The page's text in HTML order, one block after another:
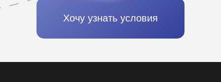
Хочу узнать условия